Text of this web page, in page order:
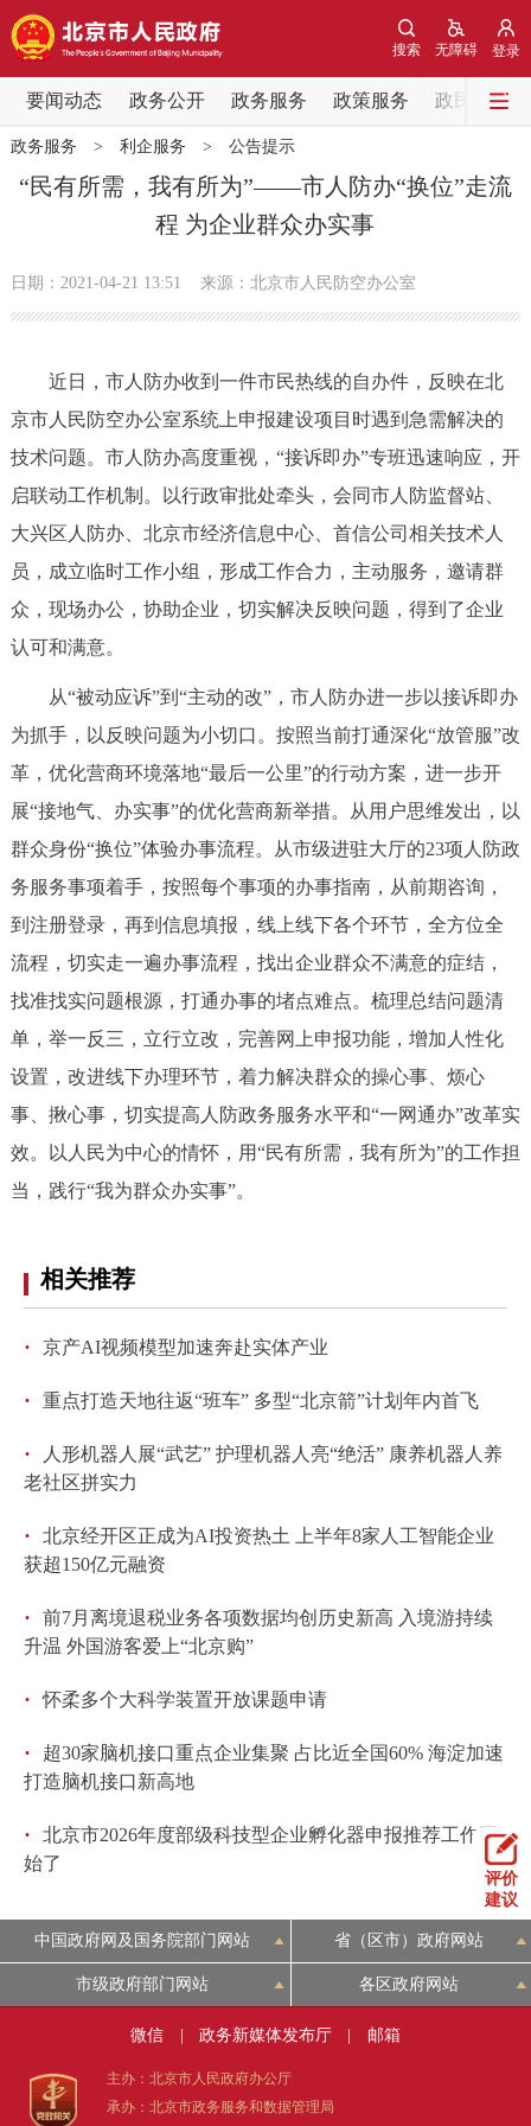
登录
无障碍
搜索
要闻动态 政务公开 政务服务 政策服务 政民互动
要闻动态
党中央精神 国务院信息
会议信息
市领导 机构职能 政策服务
政策兑现 政策解读 回应关切
决策公开 专题公开
政务服务
中介服务 阳光政务
政民互动
参与调查 在线访谈 图说互动
走进北京
绿色北京 图说北京
多语种
DEUTSCH FRANÇAIS РУССКИЙ ЯЗЫК
ESPAÑOL العربية PORTUGUÊS
ITALIANO
回到顶部
政务服务 > 利企服务 > 公告提示
“民有所需，我有所为”——市人防办“换位”走流
程 为企业群众办实事
日期：2021-04-21 13:51 来源：北京市人民防空办公室
近日，市人防办收到一件市民热线的自办件，反映在北
京市人民防空办公室系统上申报建设项目时遇到急需解决的
技术问题。市人防办高度重视，“接诉即办”专班迅速响应，开
启联动工作机制。以行政审批处牵头，会同市人防监督站、
大兴区人防办、北京市经济信息中心、首信公司相关技术人
员，成立临时工作小组，形成工作合力，主动服务，邀请群
众，现场办公，协助企业，切实解决反映问题，得到了企业
认可和满意。
从“被动应诉”到“主动的改”，市人防办进一步以接诉即办
为抓手，以反映问题为小切口。按照当前打通深化“放管服”改
革，优化营商环境落地“最后一公里”的行动方案，进一步开
展“接地气、办实事”的优化营商新举措。从用户思维发出，以
群众身份“换位”体验办事流程。从市级进驻大厅的23项人防政
务服务事项着手，按照每个事项的办事指南，从前期咨询，
到注册登录，再到信息填报，线上线下各个环节，全方位全
流程，切实走一遍办事流程，找出企业群众不满意的症结，
找准找实问题根源，打通办事的堵点难点。梳理总结问题清
单，举一反三，立行立改，完善网上申报功能，增加人性化
设置，改进线下办理环节，着力解决群众的操心事、烦心
事、揪心事，切实提高人防政务服务水平和“一网通办”改革实
效。以人民为中心的情怀，用“民有所需，我有所为”的工作担
当，践行“我为群众办实事”。
相关推荐
· 京产AI视频模型加速奔赴实体产业
· 重点打造天地往返“班车” 多型“北京箭”计划年内首飞
·
人形机器人展“武艺” 护理机器人亮“绝活” 康养机器人养
老社区拼实力
·
北京经开区正成为AI投资热土 上半年8家人工智能企业
获超150亿元融资
·
前7月离境退税业务各项数据均创历史新高 入境游持续
升温 外国游客爱上“北京购”
· 怀柔多个大科学装置开放课题申请
·
超30家脑机接口重点企业集聚 占比近全国60% 海淀加速
打造脑机接口新高地
·
北京市2026年度部级科技型企业孵化器申报推荐工作开
始了
评价
建议
中国政府网及国务院部门网站 省（区市）政府网站
市级政府部门网站 各区政府网站
微信 政务新媒体发布厅 邮箱
主办：北京市人民政府办公厅
承办：北京市政务服务和数据管理局